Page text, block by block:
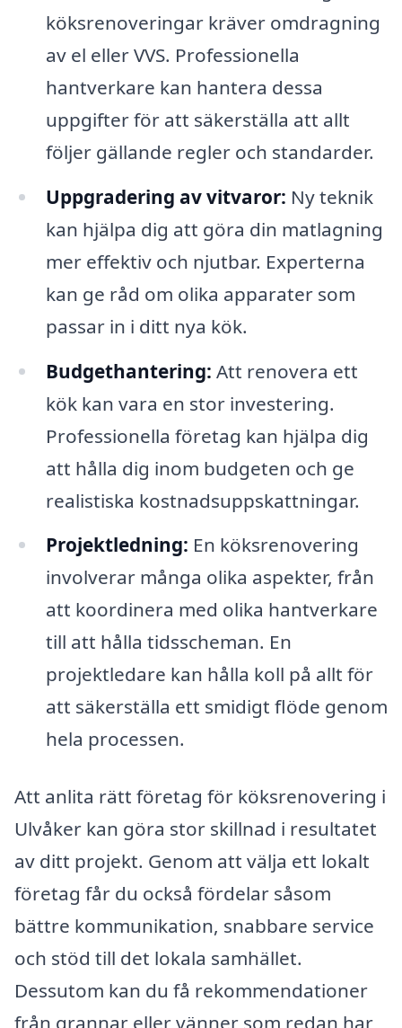
köksrenoveringar kräver omdragning
av el eller VVS. Professionella
hantverkare kan hantera dessa
uppgifter för att säkerställa att allt
följer gällande regler och standarder.
Uppgradering av vitvaror: Ny teknik
kan hjälpa dig att göra din matlagning
mer effektiv och njutbar. Experterna
kan ge råd om olika apparater som
passar in i ditt nya kök.
Budgethantering: Att renovera ett
kök kan vara en stor investering.
Professionella företag kan hjälpa dig
att hålla dig inom budgeten och ge
realistiska kostnadsuppskattningar.
Projektledning: En köksrenovering
involverar många olika aspekter, från
att koordinera med olika hantverkare
till att hålla tidsscheman. En
projektledare kan hålla koll på allt för
att säkerställa ett smidigt flöde genom
hela processen.
Att anlita rätt företag för köksrenovering i
Ulvåker kan göra stor skillnad i resultatet
av ditt projekt. Genom att välja ett lokalt
företag får du också fördelar såsom
bättre kommunikation, snabbare service
och stöd till det lokala samhället.
Dessutom kan du få rekommendationer
från grannar eller vänner som redan har